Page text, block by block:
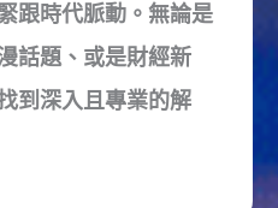
跟時代脈動。無論是
話題、或是財經新
到深入且專業的解